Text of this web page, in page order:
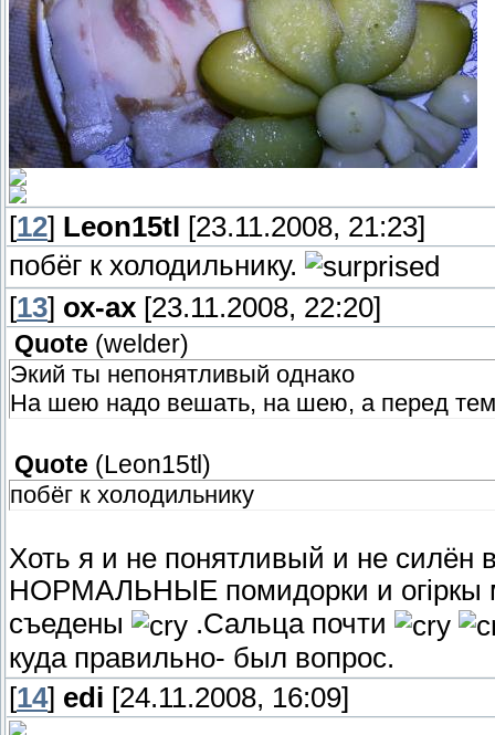
[12] Leon15tl [23.11.2008, 21:23]
побёг к холодильнику.
[13] ох-ах [23.11.2008, 22:20]
Quote (welder)
Экий ты непонятливый однако
На шею надо вешать, на шею, а перед
Quote (Leon15tl)
побёг к холодильнику
Хоть я и не понятливый и не
НОРМАЛЬНЫЕ помидорки и огiркы
съедены
.Сальца почти
куда правильно- был вопрос.
[14] edi [24.11.2008, 16:09]